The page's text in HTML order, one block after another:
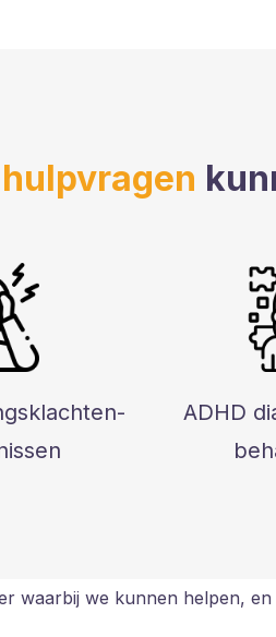
hulpvragen
ADHD
waarbij we kunnen helpen, en